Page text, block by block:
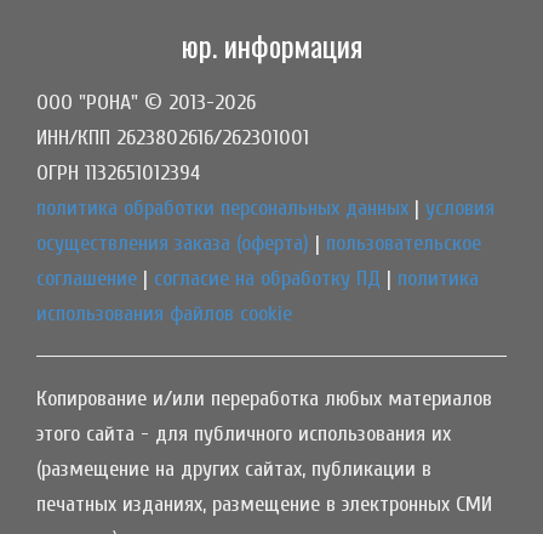
юр. информация
ООО "РОНА" © 2013-2026
ИНН/КПП 2623802616/262301001
ОГРН 1132651012394
политика обработки персональных данных | условия
осуществления заказа (оферта) | пользовательское
соглашение | согласие на обработку ПД | политика
использования файлов cookie
Копирование и/или переработка любых материалов
этого сайта - для публичного использования их
(размещение на других сайтах, публикации в
печатных изданиях, размещение в электронных СМИ